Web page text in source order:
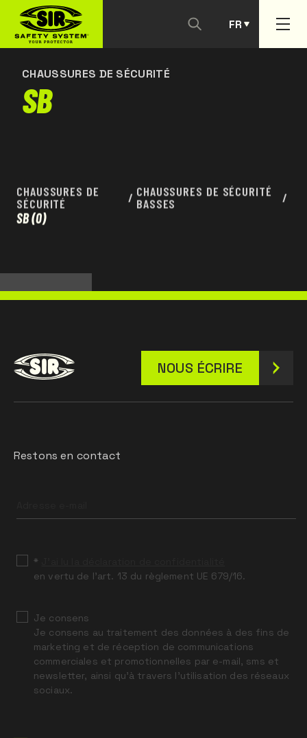
FR
PT
CHAUSSURES DE SÉCURITÉ
SB
CHAUSSURES DE
SÉCURITÉ
/ CHAUSSURES DE SÉCURITÉ
BASSES
/
SB(0)
NOUS ÉCRIRE
Restons en contact
field
*
en vertu de l’art. 13 du règlement UE 679/16.
Je consens
Je consens au traitement des données à des fins de
marketing et de réception de communications
commerciales et promotionnelles par e-mail, sms et
newsletter, ainsi qu’à travers l’utilisation des réseaux
sociaux.
NOUS CONTACTER